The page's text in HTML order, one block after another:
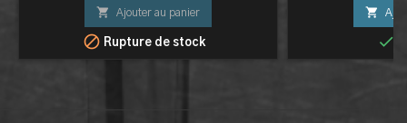
 Ajouter au panier
 Rupture de stock

